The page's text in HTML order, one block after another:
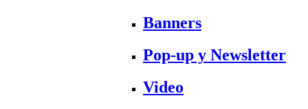
Banners
Pop-up y Newsletter
Video